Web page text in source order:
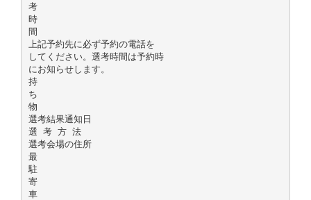
考
時
間
上記予約先に必ず予約の電話を
してください。選考時間は予約時
にお知らせします。
持
ち
物
選考結果通知日
選 考 方 法
選考会場の住所
最
駐
寄
車